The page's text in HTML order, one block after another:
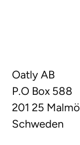
Oatly AB
P.O Box 588
201 25 Malmö
Schweden